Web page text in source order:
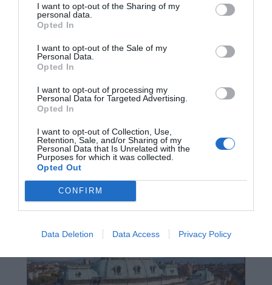
I want to opt-out of the Sharing of my
personal data.
Opted In
I want to opt-out of the Sale of my
Personal Data.
Opted In
I want to opt-out of processing my
Personal Data for Targeted Advertising.
Opted In
I want to opt-out of Collection, Use,
Retention, Sale, and/or Sharing of my
Personal Data that Is Unrelated with the
Purposes for which it was collected.
Opted Out
CONFIRM
Data Deletion Data Access Privacy Policy